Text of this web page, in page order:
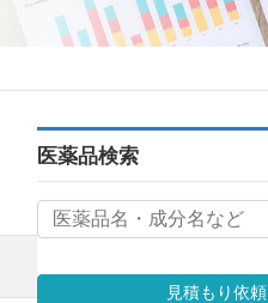
医薬品検索
見積もり依頼